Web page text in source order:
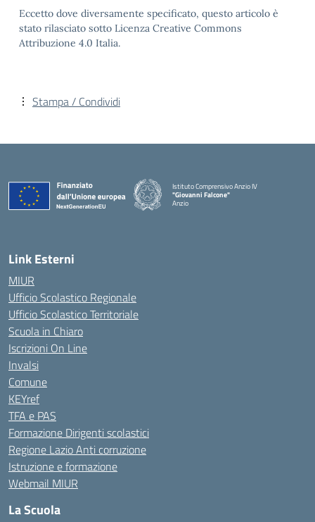
Eccetto dove diversamente specificato, questo articolo è
stato rilasciato sotto Licenza Creative Commons
Attribuzione 4.0 Italia.
Stampa / Condividi
Istituto Comprensivo Anzio IV
"Giovanni Falcone"
Anzio
Link Esterni
MIUR
Ufficio Scolastico Regionale
Ufficio Scolastico Territoriale
Scuola in Chiaro
Iscrizioni On Line
Invalsi
Comune
KEYref
TFA e PAS
Formazione Dirigenti scolastici
Regione Lazio Anti corruzione
Istruzione e formazione
Webmail MIUR
La Scuola